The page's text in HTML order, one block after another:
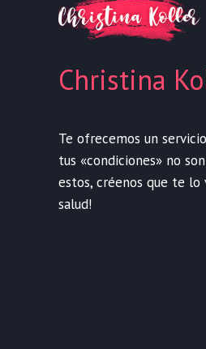
Christina
Te ofrecemos un
tus «condiciones» no
estos, créenos que te lo
salud!